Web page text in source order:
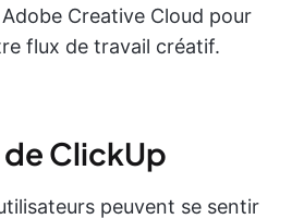
Creative Cloud pour
flux de travail créatif.
ClickUp
peuvent se sentir